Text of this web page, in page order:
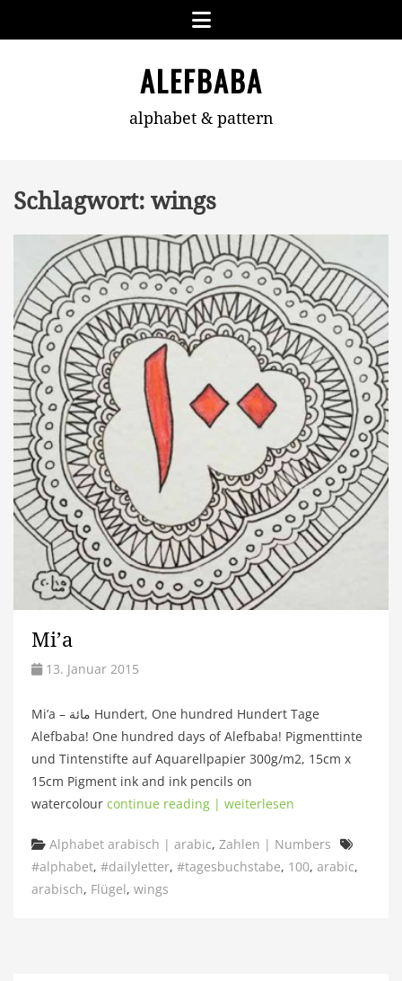
Menu
ALEFBABA
alphabet & pattern
Schlagwort: wings
Mi’a
13. Januar 2015
Mi’a – مائة Hundert, One hundred Hundert Tage
Alefbaba! One hundred days of Alefbaba! Pigmenttinte
und Tintenstifte auf Aquarellpapier 300g/m2, 15cm x
15cm Pigment ink and ink pencils on
watercolour continue reading | weiterlesen
Categories
Alphabet arabisch | arabic, Zahlen | Numbers
#alphabet, #dailyletter, #tagesbuchstabe, 100, arabic,
arabisch, Flügel, wings